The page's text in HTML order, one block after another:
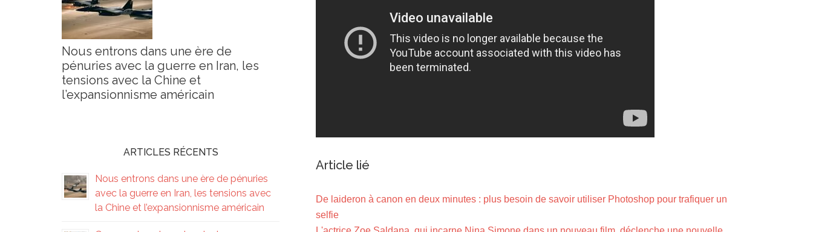
Article lié
De laideron à canon en deux minutes : plus besoin de savoir utiliser Photoshop pour trafiquer un
selfie
Nous entrons dans une ère de
pénuries avec la guerre en Iran, les
tensions avec la Chine et
l’expansionnisme américain
ARTICLES RÉCENTS
Nous entrons dans une ère de pénuries
avec la guerre en Iran, les tensions avec
la Chine et l’expansionnisme américain